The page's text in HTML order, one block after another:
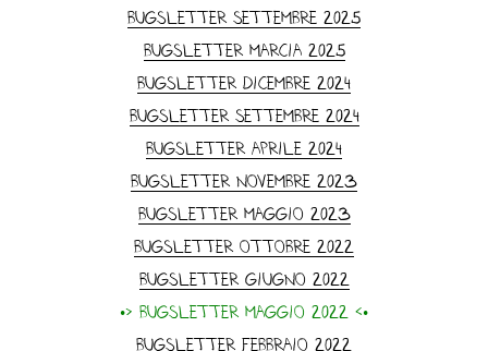
Bugsletter Settembre 2025
Bugsletter Marcia 2025
Bugsletter dicembre 2024
Bugsletter Settembre 2024
Bugsletter Aprile 2024
Bugsletter Novembre 2023
Bugsletter Maggio 2023
Bugsletter ottobre 2022
Bugsletter Giugno 2022
•> Bugsletter Maggio 2022 <•
Bugsletter Febbraio 2022